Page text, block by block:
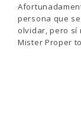
persona que
olvidar, pero sí
Mister Proper